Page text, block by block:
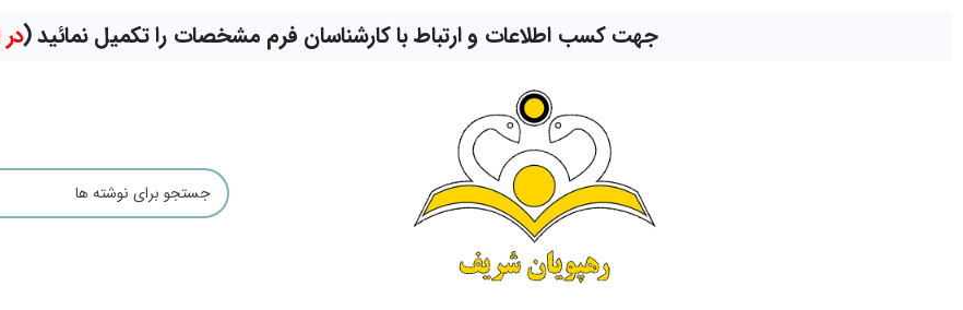
جهت کسب اطلاعات و ارتباط با کارشناسان فرم مشخصات را تکمیل نمائید (